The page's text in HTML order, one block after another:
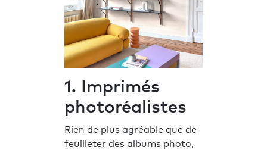
1. Imprimés
photoréalistes
Rien de plus agréable que de
feuilleter des albums photo,